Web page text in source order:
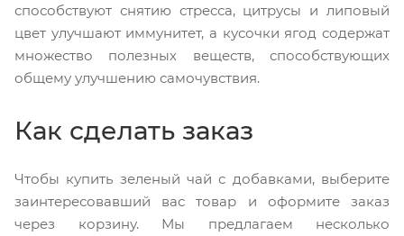
способствуют снятию стресса, цитрусы и липовый
цвет улучшают иммунитет, а кусочки ягод содержат
множество полезных веществ, способствующих
общему улучшению самочувствия.
Как сделать заказ
Чтобы купить зеленый чай с добавками, выберите
заинтересовавший вас товар и оформите заказ
через корзину. Мы предлагаем несколько